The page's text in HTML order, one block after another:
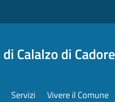
Calalzo di Cadore
Servizi Vivere il Comune